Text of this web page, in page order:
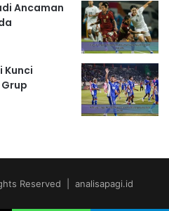
Ancaman
Kunci
Reserved | analisapagi.id